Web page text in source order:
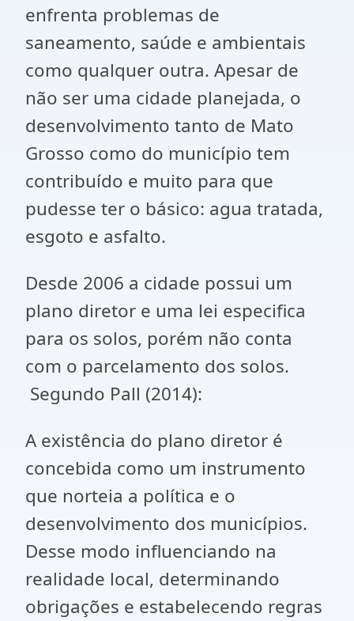
enfrenta problemas de
saneamento, saúde e ambientais
como qualquer outra. Apesar de
não ser uma cidade planejada, o
desenvolvimento tanto de Mato
Grosso como do município tem
contribuído e muito para que
pudesse ter o básico: agua tratada,
esgoto e asfalto.
Desde 2006 a cidade possui um
plano diretor e uma lei especifica
para os solos, porém não conta
com o parcelamento dos solos.
Segundo Pall (2014):
A existência do plano diretor é
concebida como um instrumento
que norteia a política e o
desenvolvimento dos municípios.
Desse modo influenciando na
realidade local, determinando
obrigações e estabelecendo regras